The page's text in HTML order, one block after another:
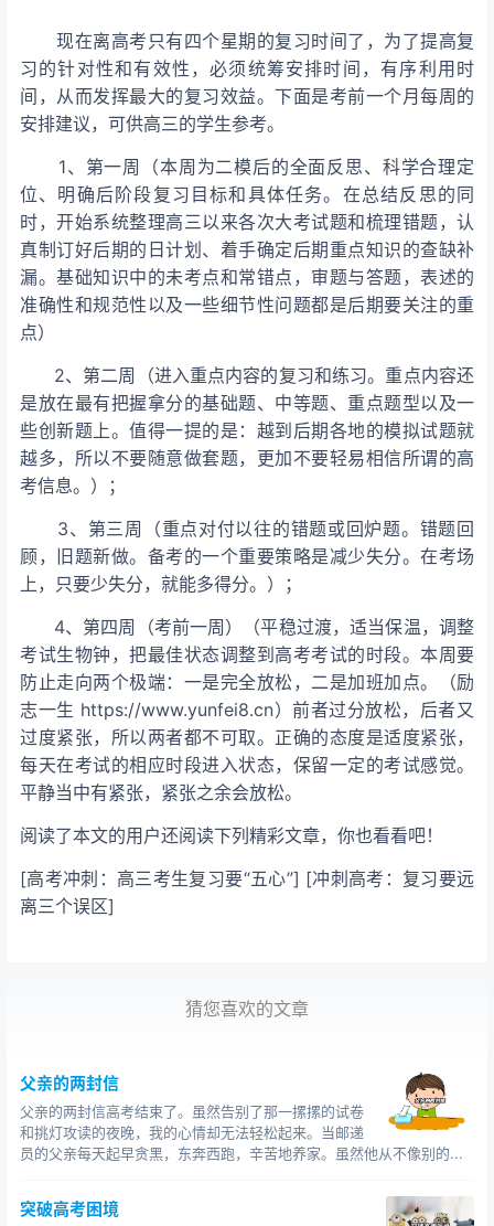
现在离高考只有四个星期的复习时间了，为了提高复
习的针对性和有效性，必须统筹安排时间，有序利用时
间，从而发挥最大的复习效益。下面是考前一个月每周的
安排建议，可供高三的学生参考。
1、第一周（本周为二模后的全面反思、科学合理定
位、明确后阶段复习目标和具体任务。在总结反思的同
时，开始系统整理高三以来各次大考试题和梳理错题，认
真制订好后期的日计划、着手确定后期重点知识的查缺补
漏。基础知识中的未考点和常错点，审题与答题，表述的
准确性和规范性以及一些细节性问题都是后期要关注的重
点）
2、第二周（进入重点内容的复习和练习。重点内容还
是放在最有把握拿分的基础题、中等题、重点题型以及一
些创新题上。值得一提的是：越到后期各地的模拟试题就
越多，所以不要随意做套题，更加不要轻易相信所谓的高
考信息。）；
3、第三周（重点对付以往的错题或回炉题。错题回
顾，旧题新做。备考的一个重要策略是减少失分。在考场
上，只要少失分，就能多得分。）；
4、第四周（考前一周）（平稳过渡，适当保温，调整
考试生物钟，把最佳状态调整到高考考试的时段。本周要
防止走向两个极端：一是完全放松，二是加班加点。（励
志一生 https://www.yunfei8.cn）前者过分放松，后者又
过度紧张，所以两者都不可取。正确的态度是适度紧张，
每天在考试的相应时段进入状态，保留一定的考试感觉。
平静当中有紧张，紧张之余会放松。
阅读了本文的用户还阅读下列精彩文章，你也看看吧！
[高考冲刺：高三考生复习要“五心”] [冲刺高考：复习要远
离三个误区]
猜您喜欢的文章
父亲的两封信
父亲的两封信高考结束了。虽然告别了那一摞摞的试卷
和挑灯攻读的夜晚，我的心情却无法轻松起来。当邮递
员的父亲每天起早贪黑，东奔西跑，辛苦地养家。虽然他从不像别的...
突破高考困境